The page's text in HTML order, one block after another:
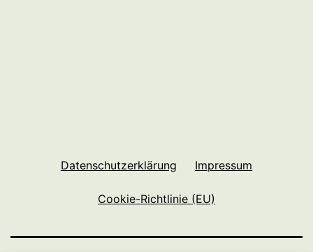
Datenschutzerklärung Impressum
Cookie-Richtlinie (EU)